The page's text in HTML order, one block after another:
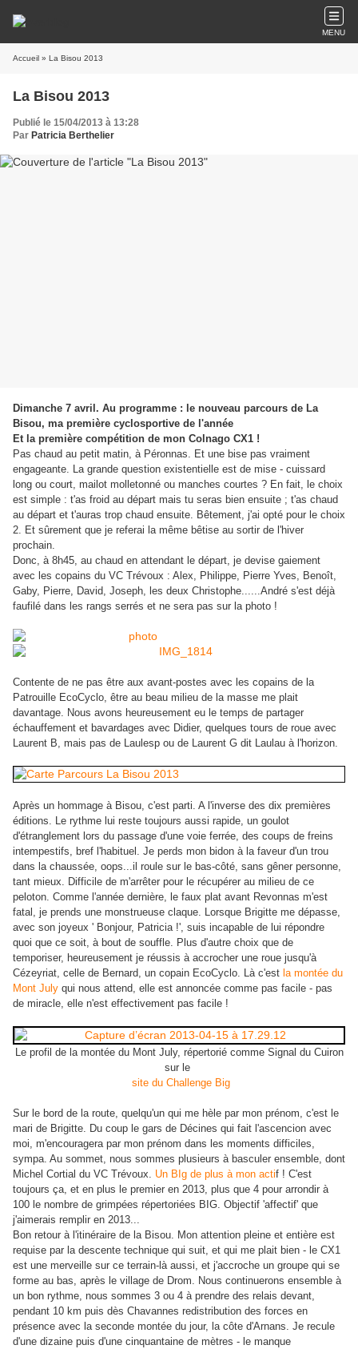
MENU
Accueil » La Bisou 2013
La Bisou 2013
Publié le 15/04/2013 à 13:28
Par Patricia Berthelier
Dimanche 7 avril. Au programme : le nouveau parcours de La
Bisou, ma première cyclosportive de l'année
Et la première compétition de mon Colnago CX1 !
Pas chaud au petit matin, à Péronnas. Et une bise pas vraiment
engageante. La grande question existentielle est de mise - cuissard
long ou court, mailot molletonné ou manches courtes ? En fait, le choix
est simple : t'as froid au départ mais tu seras bien ensuite ; t'as chaud
au départ et t'auras trop chaud ensuite. Bêtement, j'ai opté pour le choix
2. Et sûrement que je referai la même bêtise au sortir de l'hiver
prochain.
Donc, à 8h45, au chaud en attendant le départ, je devise gaiement
avec les copains du VC Trévoux : Alex, Philippe, Pierre Yves, Benoît,
Gaby, Pierre, David, Joseph, les deux Christophe......André s'est déjà
faufilé dans les rangs serrés et ne sera pas sur la photo !
Contente de ne pas être aux avant-postes avec les copains de la
Patrouille EcoCyclo, être au beau milieu de la masse me plait
davantage. Nous avons heureusement eu le temps de partager
échauffement et bavardages avec Didier, quelques tours de roue avec
Laurent B, mais pas de Laulesp ou de Laurent G dit Laulau à l'horizon.
Après un hommage à Bisou, c'est parti. A l'inverse des dix premières
éditions. Le rythme lui reste toujours aussi rapide, un goulot
d'étranglement lors du passage d'une voie ferrée, des coups de freins
intempestifs, bref l'habituel. Je perds mon bidon à la faveur d'un trou
dans la chaussée, oops...il roule sur le bas-côté, sans gêner personne,
tant mieux. Difficile de m'arrêter pour le récupérer au milieu de ce
peloton. Comme l'année dernière, le faux plat avant Revonnas m'est
fatal, je prends une monstrueuse claque. Lorsque Brigitte me dépasse,
avec son joyeux ' Bonjour, Patricia !', suis incapable de lui répondre
quoi que ce soit, à bout de souffle. Plus d'autre choix que de
temporiser, heureusement je réussis à accrocher une roue jusqu'à
Cézeyriat, celle de Bernard, un copain EcoCyclo. Là c'est la montée du
Mont July qui nous attend, elle est annoncée comme pas facile - pas
de miracle, elle n'est effectivement pas facile !
Le profil de la montée du Mont July, répertorié comme Signal du Cuiron
sur le
site du Challenge Big
Sur le bord de la route, quelqu'un qui me hèle par mon prénom, c'est le
mari de Brigitte. Du coup le gars de Décines qui fait l'ascencion avec
moi, m'encouragera par mon prénom dans les moments difficiles,
sympa. Au sommet, nous sommes plusieurs à basculer ensemble, dont
Michel Cortial du VC Trévoux. Un BIg de plus à mon actif ! C'est
toujours ça, et en plus le premier en 2013, plus que 4 pour arrondir à
100 le nombre de grimpées répertoriées BIG. Objectif 'affectif' que
j'aimerais remplir en 2013...
Bon retour à l'itinéraire de la Bisou. Mon attention pleine et entière est
requise par la descente technique qui suit, et qui me plait bien - le CX1
est une merveille sur ce terrain-là aussi, et j'accroche un groupe qui se
forme au bas, après le village de Drom. Nous continuerons ensemble à
un bon rythme, nous sommes 3 ou 4 à prendre des relais devant,
pendant 10 km puis dès Chavannes redistribution des forces en
présence avec la seconde montée du jour, la côte d'Arnans. Je recule
d'une dizaine puis d'une cinquantaine de mètres - le manque